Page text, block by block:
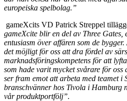
europeiska spelbolag.”
gameXcits VD Patrick Streppel
gameXcite blir en del av Three Gates,
entusiasm över affären som de
det möjligt för oss att dra fördel av
marknadsföringskompetens för att
som hade varit mycket svårare för oss
ser fram emot att arbeta med teamet i
branschvänner hos Tivola i Hamburg
vår produktportfölj”.